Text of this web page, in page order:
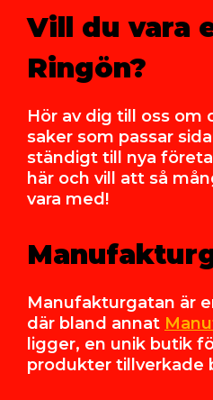
Vill du vara
Ringön?
Hör av dig till oss om
saker som passar
ständigt till nya
här och vill att så
vara med!
Manufakturgatan är
där bland annat
ligger, en unik butik
produkter tillverkade